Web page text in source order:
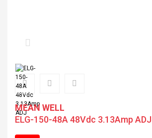
MEAN WELL
ELG-150-48A 48Vdc 3.13Amp ADJ